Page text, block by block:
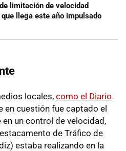
limitación de velocidad
llega este año impulsado
locales, como el Diario
en cuestión fue captado el
un control de velocidad,
de Tráfico de
estaba realizando en la